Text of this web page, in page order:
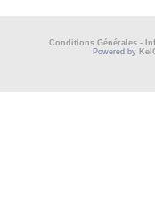
Conditions Générales -
Powered by